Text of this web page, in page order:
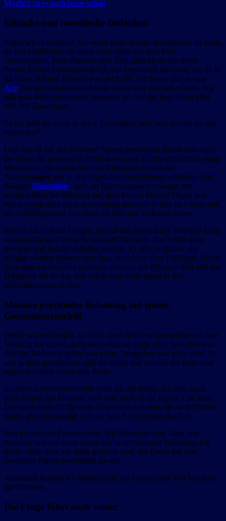
Möglich ist es auch heute schon.
Ethische und moralische Bedenken
Sagen wir es knallhart. Du willst keine Kinder bekommen? Ist nicht,
du bist verpflichtet, da deine Gene nicht aus dem Pool
verschwinden. Freie Partnerwahl? Klar, aber ob du mit dieser
Person Kinder bekommen darfst, das bestimmen die Gene, die du in
dir trägst. Kleines Beispiel von der Erde: Auf Island gibt es eine
App, bei der man bei einem Date erst einmal nachsehen kann, wie
nah man denn miteinander verwandt ist. Auf der Insel leben über
300 000 Einwohner.
Sicher geht das noch in der 1. Generation, aber was kommt für alle
folgenden?
Und was ist mit den Kindern? Streng genommen müsste man auch
bei denen ihr genetisches Profil auswerten. Es gibt schließlich einige
Mutationen, bei denen man nur Überträger ist und die
Auswirkungen erst in den folgenden Generationen auftreten. Zum
Beispiel Hämophilie, auch als Bluterkrankheit bekannt, tritt
hauptsächlich bei Männern auf, aber Frauen können Träger sein.
Wann würde man diese Auswertung machen? Schon im Uterus und
bei Auffälligkeiten? Das lasse ich jetzt mal im Raum stehen.
Was ist mit anderen Dingen, die auf den ersten Blick vielleicht nicht
so brutal klingen? Freie Berufswahl? Kritisch. Das Schiff muss
gewartet und instand gehalten werden. Es gibt Aufgaben, die
erledigt werden müssen, und dazu braucht es eben Fachleute. Sicher
kann man ein bisschen variieren. Jemand, der Pflanzen liebt und ein
Händchen für sie hat, den würde man wohl kaum in den
Maschinenraum stecken.
Massive psychische Belastung auf einem
Generationenschiff
Denke wir mal zurück an 2020. Zwei Wochen Quarantäne bei dem
Verdacht auf Covid, auch wenn man am Ende nicht betroffen war.
Aus der Wohnung gehen war nicht. Weggehen war auch nicht. Es
war ja alles geschlossen, und für einige war es auch mit Haus und
eigenem Garten schon eine Probe.
In einem Generationenschiff wäre das für immer. Ich sehe noch
nicht einmal das Problem, dass man nicht an die frische Luft kann.
Das wird sicher für die erste Generation hart sein, die noch Wälder
kennt, aber das erledigt sich mit dem Fortschreiten der Zeit.
Was ich eher als Problem sehe: Wir Menschen sind Jäger und
Sammler und vor allem waren wir in der Steinzeit Nomaden. Ich
denke nicht, dass wir dafür gemacht sind, auf Dauer auf eine
bestimmte Fläche beschränkt zu sein.
Ansonsten kennen wir natürlich alle die Geschichten von Meuterei
auf Schiffen.
Die Frage führt noch weiter